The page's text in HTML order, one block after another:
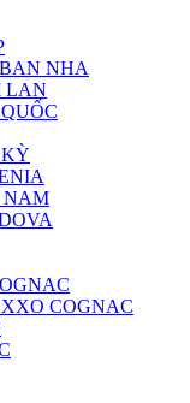
NHA
LAN
NAM
COGNAC